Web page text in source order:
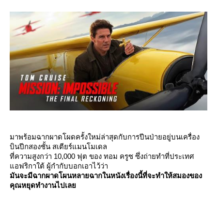
มาพร้อมฉากผาดโผดครั้งใหม่ล่าสุดกับการปีนป่ายอยู่บนเครื่อง
บินปีกสองชั้น สเตียร์แมนโมเดล
ที่ความสูงกว่า 10,000 ฟุต ของ ทอม ครูซ ซึ่งถ่ายทำที่ประเทศ
อฟริกาใต้ ผู้กำกับบอกเอาไว้ว่า
มันจะมีฉากผาดโผนหลายฉากในหนังเรื่องนี้ที่จะทำให้สมองของ
คุณหยุดทำงานไปเล